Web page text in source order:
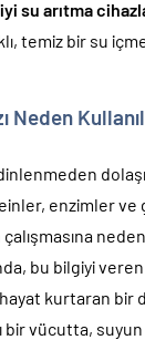
su arıtma
temiz bir su
Neden
enzimler ve
bu bilgiyi
kurtaran bir
bir vücutta, suyun